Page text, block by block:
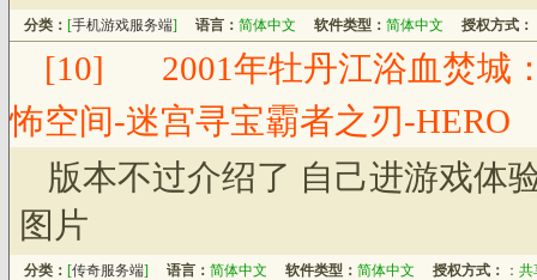
分类： [手机游戏服务端] 语言： 简体中文 软件类型： 简体中文 授权方式：
[10]
2001年牡丹江浴血焚城
怖空间-迷宫寻宝霸者之刃-HERO
版本不过介绍了 自己进游戏体
图片
分类： [传奇服务端] 语言： 简体中文 软件类型： 简体中文 授权方式： ： 共